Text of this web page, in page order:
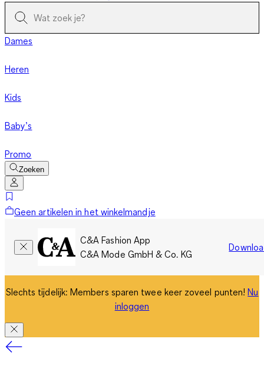
Dames
Heren
Kids
Baby’s
Promo
Zoeken
Geen artikelen in het winkelmandje
C&A Fashion App
C&A Mode GmbH & Co. KG
Slechts tijdelijk: Members sparen twee keer zoveel punten!Nu
inloggen